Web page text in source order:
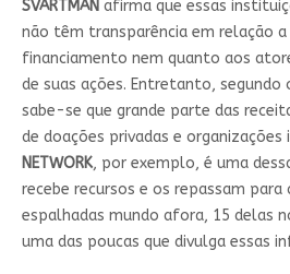
SVARTMAN afirma que essas
não têm transparência em relação
financiamento nem quanto aos
de suas ações. Entretanto,
sabe-se que grande parte das
de doações privadas e organizações
NETWORK, por exemplo, é uma
recebe recursos e os repassam para
espalhadas mundo afora, 15 delas
uma das poucas que divulga essas